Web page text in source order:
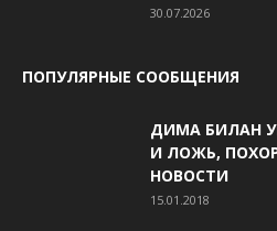
30.07.2026
ПОПУЛЯРНЫЕ СООБЩЕНИЯ
ДИМА БИЛАН
И ЛОЖЬ,
НОВОСТИ
15.01.2018